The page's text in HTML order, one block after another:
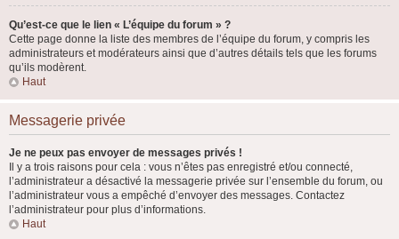
Qu’est-ce que le lien « L’équipe du forum » ?
Cette page donne la liste des membres de l’équipe du forum, y compris les
administrateurs et modérateurs ainsi que d’autres détails tels que les forums
qu’ils modèrent.
Haut
Messagerie privée
Je ne peux pas envoyer de messages privés !
Il y a trois raisons pour cela : vous n’êtes pas enregistré et/ou connecté,
l’administrateur a désactivé la messagerie privée sur l’ensemble du forum, ou
l’administrateur vous a empêché d’envoyer des messages. Contactez
l’administrateur pour plus d’informations.
Haut